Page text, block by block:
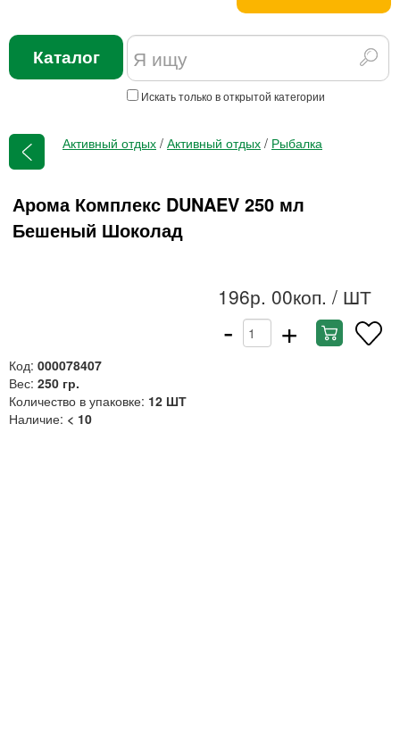
Каталог
Искать только в открытой категории
Активный отдых / Активный отдых / Рыбалка
Арома Комплекс DUNAEV 250 мл
Бешеный Шоколад
196р. 00коп. / ШТ
- +
Код: 000078407
Вес: 250 гр.
Количество в упаковке: 12 ШТ
Наличие: < 10